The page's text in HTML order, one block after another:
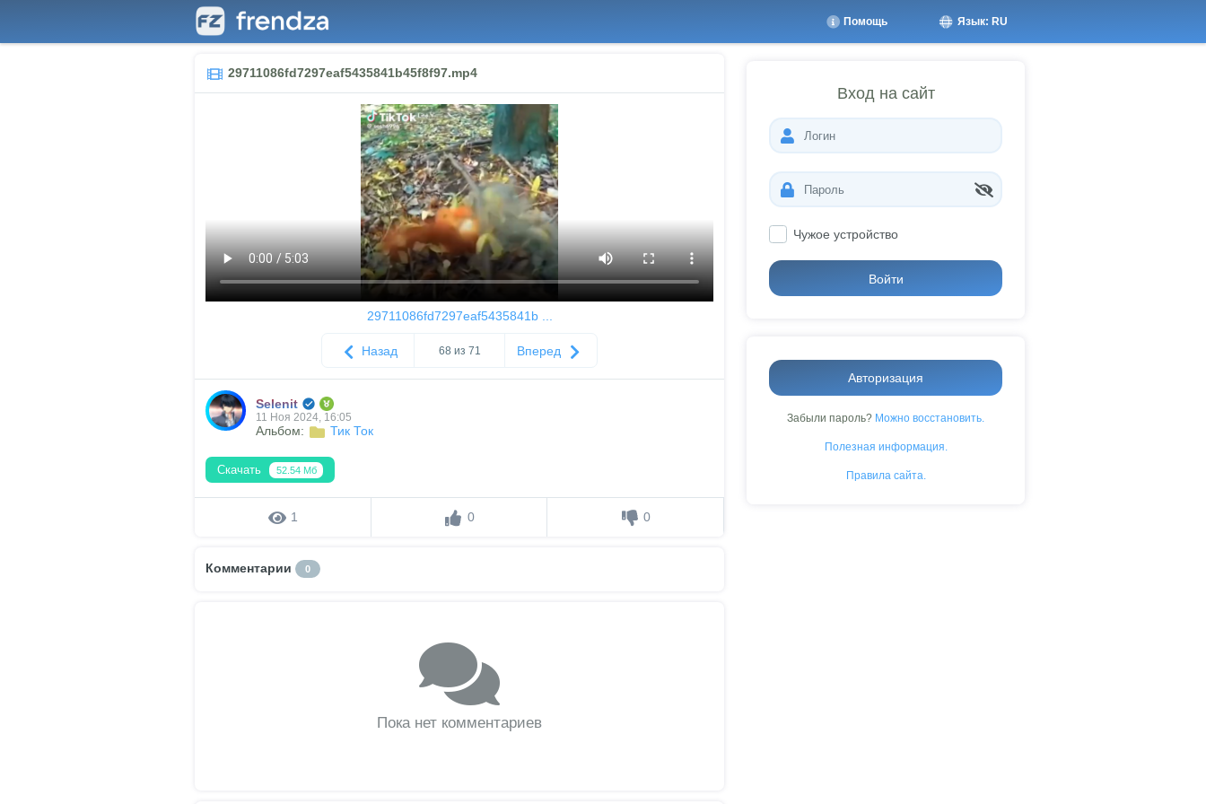
Язык: RU
Помощь
29711086fd7297eaf5435841b45f8f97.mp4
29711086fd7297eaf5435841b ...
Назад 68 из 71 Вперед
Selenit
11 Ноя 2024, 16:05
Альбом: Тик Ток
Скачать 52.54 Мб
1 0 0
Комментарии 0
Пока нет комментариев
Вход на сайт
Чужое устройство
Войти
Авторизация
Забыли пароль? Можно восстановить.
Полезная информация.
Правила сайта.